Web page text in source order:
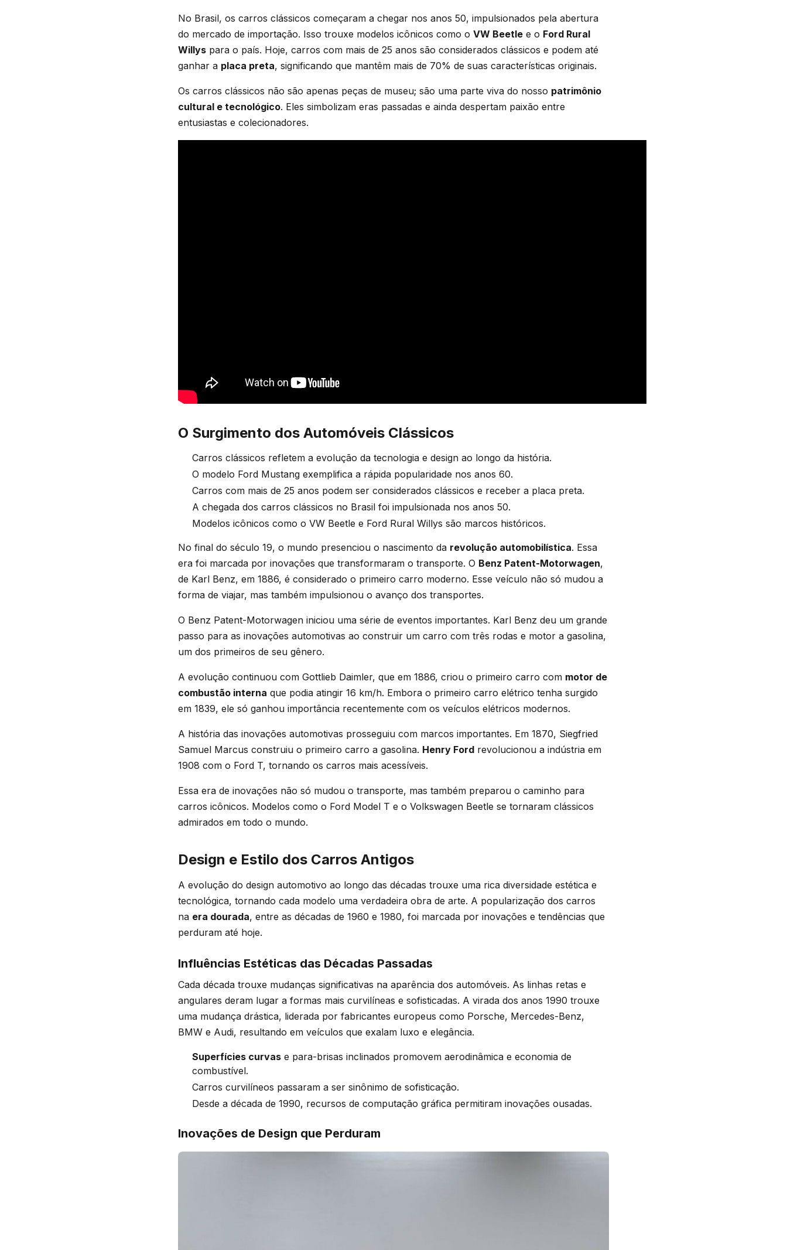
No Brasil, os carros clássicos começaram a chegar nos anos 50, impulsionados pela abertura
do mercado de importação. Isso trouxe modelos icônicos como o VW Beetle e o Ford Rural
Willys para o país. Hoje, carros com mais de 25 anos são considerados clássicos e podem até
ganhar a placa preta, significando que mantêm mais de 70% de suas características originais.
Os carros clássicos não são apenas peças de museu; são uma parte viva do nosso patrimônio
cultural e tecnológico. Eles simbolizam eras passadas e ainda despertam paixão entre
entusiastas e colecionadores.
O Surgimento dos Automóveis Clássicos
Carros clássicos refletem a evolução da tecnologia e design ao longo da história.
O modelo Ford Mustang exemplifica a rápida popularidade nos anos 60.
Carros com mais de 25 anos podem ser considerados clássicos e receber a placa preta.
A chegada dos carros clássicos no Brasil foi impulsionada nos anos 50.
Modelos icônicos como o VW Beetle e Ford Rural Willys são marcos históricos.
No final do século 19, o mundo presenciou o nascimento da revolução automobilística. Essa
era foi marcada por inovações que transformaram o transporte. O Benz Patent-Motorwagen,
de Karl Benz, em 1886, é considerado o primeiro carro moderno. Esse veículo não só mudou a
forma de viajar, mas também impulsionou o avanço dos transportes.
O Benz Patent-Motorwagen iniciou uma série de eventos importantes. Karl Benz deu um grande
passo para as inovações automotivas ao construir um carro com três rodas e motor a gasolina,
um dos primeiros de seu gênero.
A evolução continuou com Gottlieb Daimler, que em 1886, criou o primeiro carro com motor de
combustão interna que podia atingir 16 km/h. Embora o primeiro carro elétrico tenha surgido
em 1839, ele só ganhou importância recentemente com os veículos elétricos modernos.
A história das inovações automotivas prosseguiu com marcos importantes. Em 1870, Siegfried
Samuel Marcus construiu o primeiro carro a gasolina. Henry Ford revolucionou a indústria em
1908 com o Ford T, tornando os carros mais acessíveis.
Essa era de inovações não só mudou o transporte, mas também preparou o caminho para
carros icônicos. Modelos como o Ford Model T e o Volkswagen Beetle se tornaram clássicos
admirados em todo o mundo.
Design e Estilo dos Carros Antigos
A evolução do design automotivo ao longo das décadas trouxe uma rica diversidade estética e
tecnológica, tornando cada modelo uma verdadeira obra de arte. A popularização dos carros
na era dourada, entre as décadas de 1960 e 1980, foi marcada por inovações e tendências que
perduram até hoje.
Influências Estéticas das Décadas Passadas
Cada década trouxe mudanças significativas na aparência dos automóveis. As linhas retas e
angulares deram lugar a formas mais curvilíneas e sofisticadas. A virada dos anos 1990 trouxe
uma mudança drástica, liderada por fabricantes europeus como Porsche, Mercedes-Benz,
BMW e Audi, resultando em veículos que exalam luxo e elegância.
Superfícies curvas e para-brisas inclinados promovem aerodinâmica e economia de
combustível.
Carros curvilíneos passaram a ser sinônimo de sofisticação.
Desde a década de 1990, recursos de computação gráfica permitiram inovações ousadas.
Inovações de Design que Perduram